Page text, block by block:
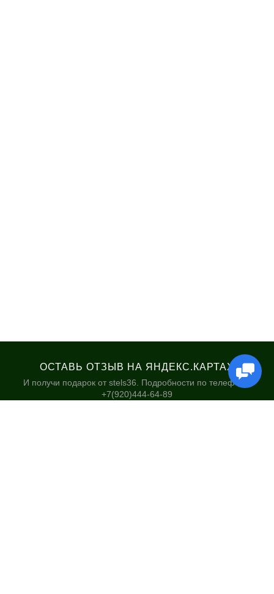
ОСТАВЬ ОТЗЫВ НА ЯНДЕКС.КАРТАХ
И получи подарок от stels36. Подробности по телефону:
+7(920)444-64-89